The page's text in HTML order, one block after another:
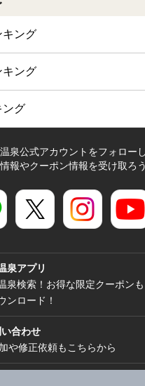
キング
キング
ング
泉公式アカウントをフォロー
報やクーポン情報を受け取ろう
泉アプリ
泉検索！お得な限定クーポンも
ンロード！
合わせ
や修正依頼もこちらから